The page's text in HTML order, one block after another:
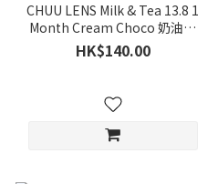
CHUU LENS Milk & Tea 13.8 1
Month Cream Choco 奶油可
可｜月抛彩妆隐形眼镜｜每盒2
片
HK$140.00